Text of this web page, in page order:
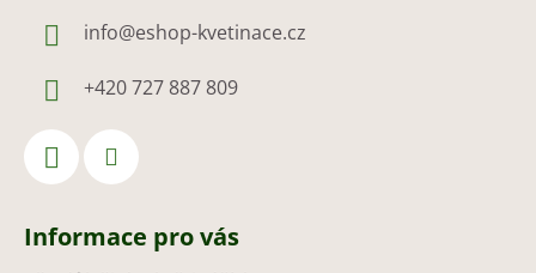
info@eshop-kvetinace.cz
+420 727 887 809
Informace pro vás